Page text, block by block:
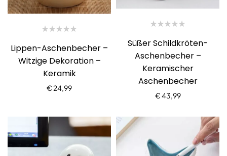
Lippen-Aschenbecher –
Witzige Dekoration –
Keramik
€ 24,99
Süßer Schildkröten-
Aschenbecher –
Keramischer
Aschenbecher
€43,99